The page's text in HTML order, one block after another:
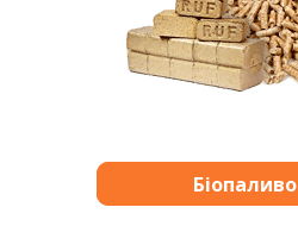
Біопаливо